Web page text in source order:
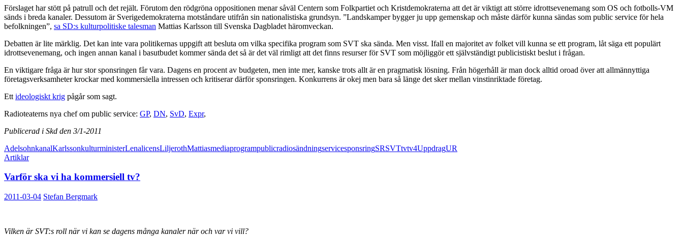
Förslaget har stött på patrull och det rejält. Förutom den rödgröna oppositionen menar såväl Centern som Folkpartiet och Kristdemokraterna att det är viktigt att större idrottsevenemang som OS och fotbolls-VM
sänds i breda kanaler. Dessutom är Sverigedemokraterna motståndare utifrån sin nationalistiska grundsyn. ”Landskamper bygger ju upp gemenskap och måste därför kunna sändas som public service för hela
befolkningen”, sa SD:s kulturpolitiske talesman Mattias Karlsson till Svenska Dagbladet häromveckan.
Debatten är lite märklig. Det kan inte vara politikernas uppgift att besluta om vilka specifika program som SVT ska sända. Men visst. Ifall en majoritet av folket vill kunna se ett program, låt säga ett populärt
idrottsevenemang, och ingen annan kanal i basutbudet kommer sända det så är det väl rimligt att det finns resurser för SVT som möjliggör ett självständigt publicistiskt beslut i frågan.
En viktigare fråga är hur stor sponsringen får vara. Dagens en procent av budgeten, men inte mer, kanske trots allt är en pragmatisk lösning. Från högerhåll är man dock alltid oroad över att allmännyttiga
företagsverksamheter krockar med kommersiella intressen och kritiserar därför sponsringen. Konkurrens är okej men bara så länge det sker mellan vinstinriktade företag.
Ett ideologiskt krig pågår som sagt.
Radioteaterns nya chef om public service: GP, DN, SvD, Expr,
Publicerad i Skd den 3/1-2011
AdelsohnkanalKarlssonkulturministerLenalicensLiljerothMattiasmediaprogrampublicradiosändningservicesponsringSRSVTtvtv4UppdragUR
Artiklar
Varför ska vi ha kommersiell tv?
2011-03-04 Stefan Bergmark
Vilken är SVT:s roll när vi kan se dagens många kanaler när och var vi vill?